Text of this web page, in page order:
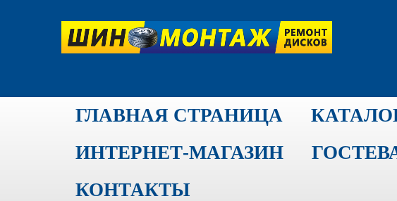
ГЛАВНАЯ СТРАНИЦА
ИНТЕРНЕТ-МАГАЗИН
КОНТАКТЫ